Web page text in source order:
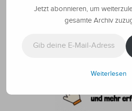
Jetzt abonnieren, um
gesamte Archiv
Weiterlesen